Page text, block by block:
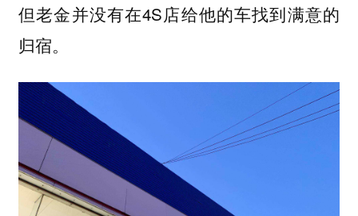
但老金并没有在4S店给他的车找到满意的
归宿。